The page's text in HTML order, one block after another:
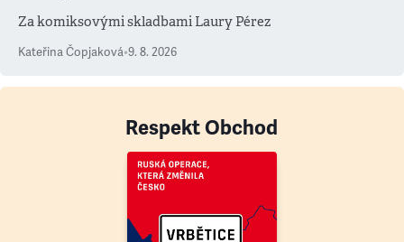
Za komiksovými skladbami Laury Pérez
Kateřina Čopjaková•9. 8. 2026
Respekt Obchod